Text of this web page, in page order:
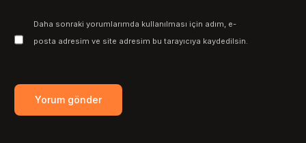
Daha sonraki yorumlarımda kullanılması için adım, e-
posta adresim ve site adresim bu tarayıcıya kaydedilsin.